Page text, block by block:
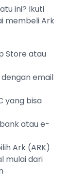
ini? Ikuti
membeli Ark
Store atau
email
yang bisa
atau e-
Ark (ARK)
mulai dari